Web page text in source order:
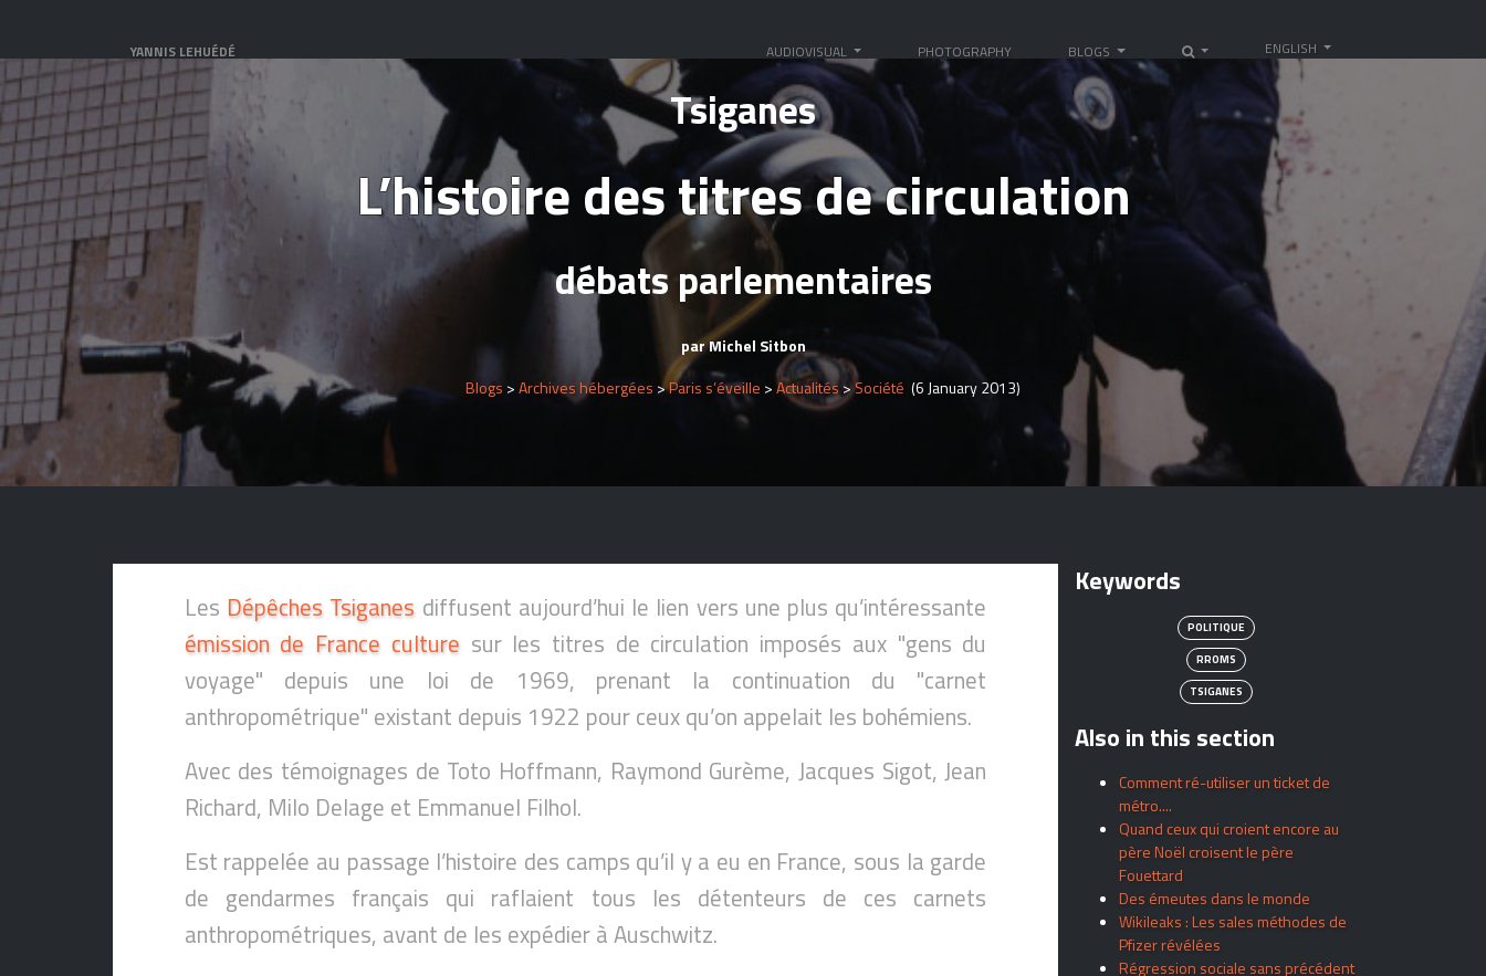
YANNIS LEHUÉDÉ AUDIOVISUAL PHOTOGRAPHY BLOGS ENGLISH
Tsiganes
L’histoire des titres de circulation
débats parlementaires
par Michel Sitbon
Blogs >Archives hébergées >Paris s’éveille >Actualités>Société (6 January 2013)
Les Dépêches Tsiganes diffusent aujourd’hui le lien vers une plus qu’intéressante
émission de France culturesur les titres de circulation imposés aux "gens du
voyage" depuis une loi de 1969, prenant la continuation du "carnet
anthropométrique" existant depuis 1922 pour ceux qu’on appelait les bohémiens.
Avec des témoignages de Toto Hoffmann, Raymond Gurème, Jacques Sigot, Jean
Richard, Milo Delage et Emmanuel Filhol.
Est rappelée au passage l’histoire des camps qu’il y a eu en France, sous la garde
de gendarmes français qui raflaient tous les détenteurs de ces carnets
anthropométriques, avant de les expédier à Auschwitz.
Keywords
POLITIQUE
RROMS
TSIGANES
Also in this section
Comment ré-utiliser un ticket de
métro....
Quand ceux qui croient encore au
père Noël croisent le père
Fouettard
Des émeutes dans le monde
Wikileaks : Les sales méthodes de
Pfizer révélées
Régression sociale sans précédent